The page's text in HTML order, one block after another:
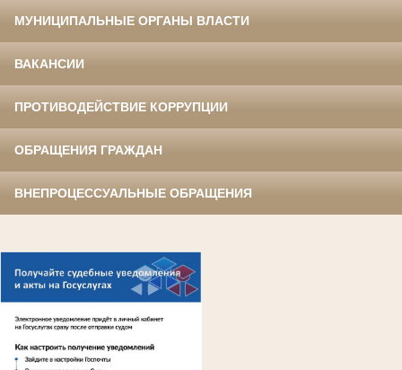
МУНИЦИПАЛЬНЫЕ ОРГАНЫ ВЛАСТИ
ВАКАНСИИ
ПРОТИВОДЕЙСТВИЕ КОРРУПЦИИ
ОБРАЩЕНИЯ ГРАЖДАН
ВНЕПРОЦЕССУАЛЬНЫЕ ОБРАЩЕНИЯ